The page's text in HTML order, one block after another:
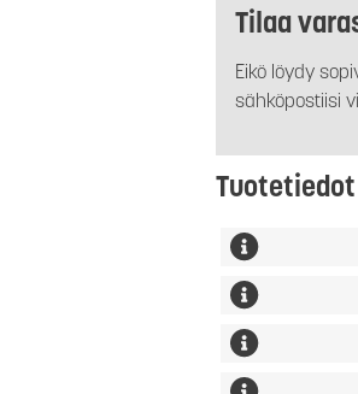
Tilaa
Eikö löydy
sähköpostiisi
Tuotetiedot